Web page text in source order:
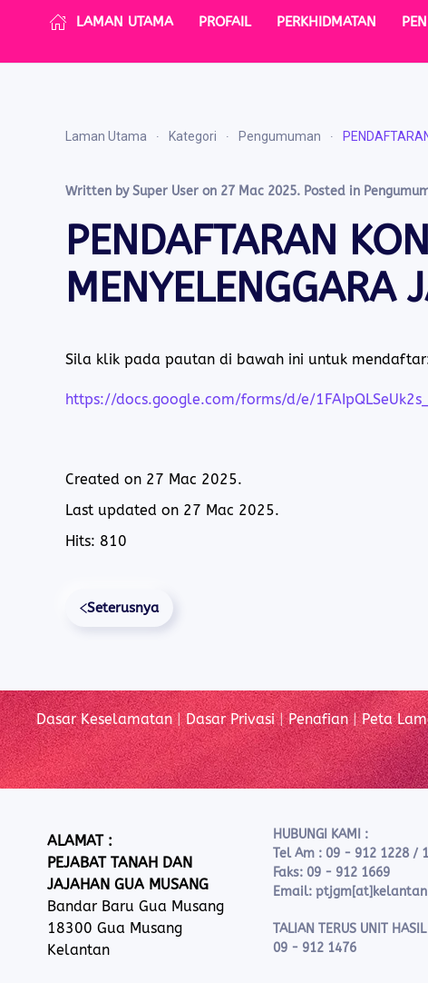
LAMAN UTAMA PROFAIL PERKHIDMATAN
Laman Utama Kategori Pengumuman
Written by Super User on 27 Mac 2025. Posted in
PENDAFTARAN
MENYELENGGARA
Sila klik pada pautan di bawah ini untuk
https://docs.google.com/forms/d/e/
Created on 27 Mac 2025.
Last updated on 27 Mac 2025.
Hits: 810
Seterusnya
Dasar Keselamatan|Dasar Privasi|Penafian|Peta
ALAMAT :
PEJABAT TANAH DAN
JAJAHAN GUA MUSANG
Bandar Baru Gua Musang
18300 Gua Musang
Kelantan
HUBUNGI KAMI :
Tel Am : 09 - 912 1228 /
Faks: 09 - 912 1669
Email:
TALIAN TERUS UNIT
09 - 912 1476